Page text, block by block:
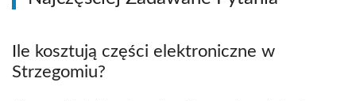
Ile kosztują części elektroniczne w
Strzegomiu?